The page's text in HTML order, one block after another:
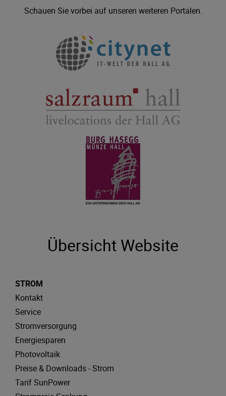
Schauen Sie vorbei auf unseren weiteren Portalen.
Übersicht Website
STROM
Kontakt
Service
Stromversorgung
Energiesparen
Photovoltaik
Preise & Downloads - Strom
Tarif SunPower